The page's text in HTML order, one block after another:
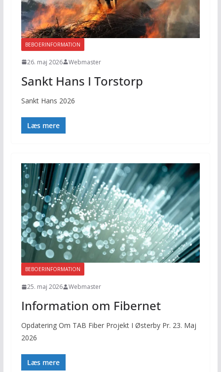
BEBOERINFORMATION
26. maj 2026 Webmaster
Sankt Hans I Torstorp
Sankt Hans 2026
Læs mere
BEBOERINFORMATION
25. maj 2026 Webmaster
Information om Fibernet
Opdatering Om TAB Fiber Projekt I Østerby Pr. 23. Maj
2026
Læs mere